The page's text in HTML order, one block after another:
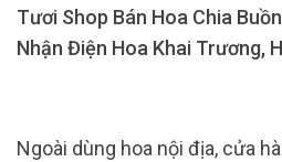
Tươi Shop Bán Hoa Chia
Nhận Điện Hoa Khai Trương,
Ngoài dùng hoa nội địa, cửa